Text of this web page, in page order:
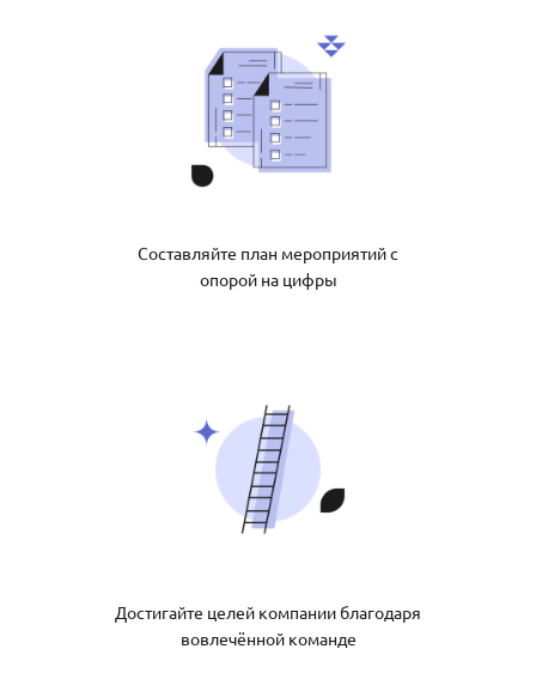
Составляйте план мероприятий с
опорой на цифры
Достигайте целей компании благодаря
вовлечённой команде